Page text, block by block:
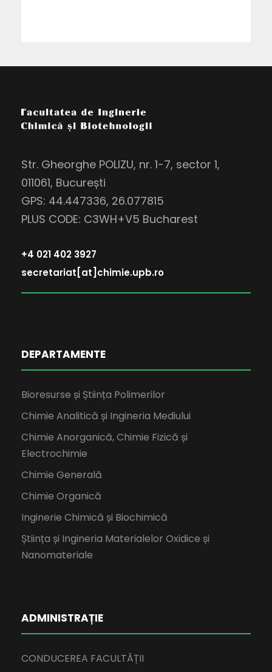
Str. Gheorghe POLIZU, nr. 1-7, sector 1,
011061, București
GPS: 44.447336, 26.077815
PLUS CODE: C3WH+V5 Bucharest
+4 021 402 3927
secretariat[at]chimie.upb.ro
DEPARTAMENTE
Bioresurse și Știința Polimerilor
Chimie Analitică și Ingineria Mediului
Chimie Anorganică, Chimie Fizică și
Electrochimie
Chimie Generală
Chimie Organică
Inginerie Chimică și Biochimică
Știința și Ingineria Materialelor Oxidice și
Nanomateriale
ADMINISTRAȚIE
CONDUCEREA FACULTĂȚII